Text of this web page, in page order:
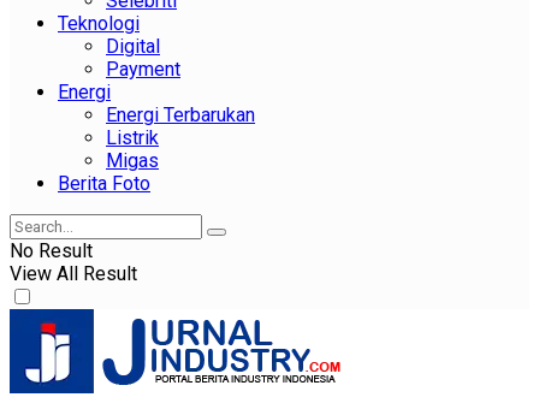
Teknologi
Digital
Payment
Energi
Energi Terbarukan
Listrik
Migas
Berita Foto
No Result
View All Result